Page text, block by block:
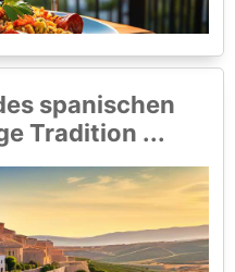
spanischen
Tradition ...